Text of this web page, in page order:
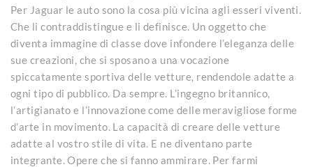
Per Jaguar le auto sono la cosa più vicina agli esseri viventi.
Che li contraddistingue e li definisce. Un oggetto che
diventa immagine di classe dove infondere l’eleganza delle
sue creazioni, che si sposano a una vocazione
spiccatamente sportiva delle vetture, rendendole adatte a
ogni tipo di pubblico. Da sempre. L’ingegno britannico,
l’artigianato e l’innovazione come delle meravigliose forme
d’arte in movimento. La capacità di creare delle vetture
adatte al vostro stile di vita. E ne diventano parte
integrante. Opere che si fanno ammirare. Per farmi